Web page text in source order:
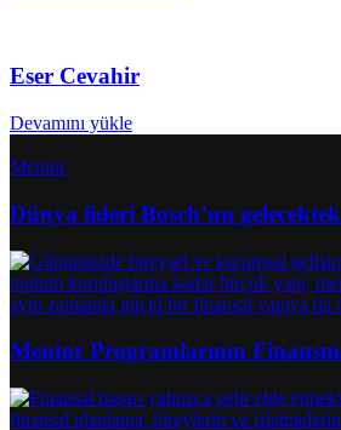
Eser Cevahir
Devamını yükle
Mentor
Dünya lideri Bosch’un
Mentor Programlarının